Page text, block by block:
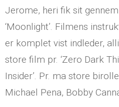
Jerome, heri fik sit
‘Moonlight’. Filmens
er komplet vist indleder,
store film pr. ‘Zero Dark
Insider’. Pr. ma store
Michael Pena, Bobby